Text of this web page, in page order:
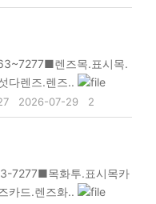
렌즈목.표시목.
다렌즈.렌즈..
2026-07-29 2
7277■목화투.표시목카
카드.렌즈화..